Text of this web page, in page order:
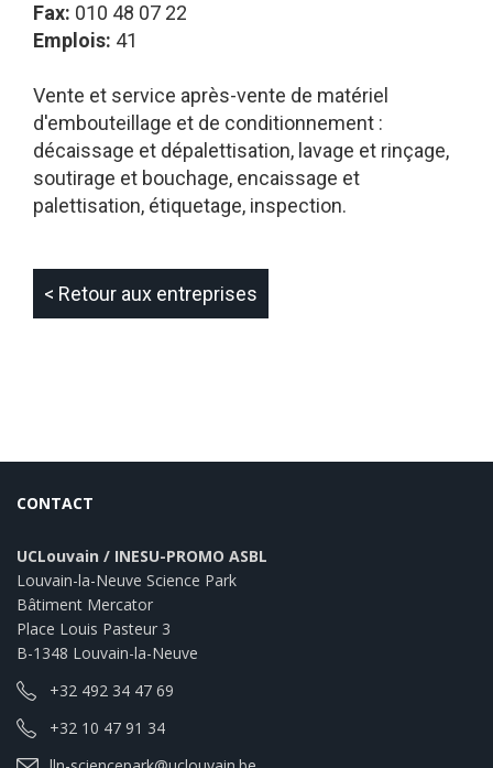
Fax: 010 48 07 22
Emplois: 41
Vente et service après-vente de matériel
d'embouteillage et de conditionnement :
décaissage et dépalettisation, lavage et rinçage,
soutirage et bouchage, encaissage et
palettisation, étiquetage, inspection.
< Retour aux entreprises
CONTACT
UCLouvain / INESU-PROMO ASBL
Louvain-la-Neuve Science Park
Bâtiment Mercator
Place Louis Pasteur 3
B-1348 Louvain-la-Neuve
+32 492 34 47 69
+32 10 47 91 34